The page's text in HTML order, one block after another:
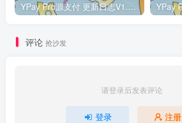
YPay Pro源支付 更新日志V1.4.5【7月16日】
评论 抢沙发
请登录后发表评论
登录 注册